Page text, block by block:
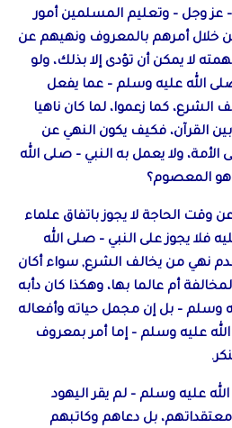
– عز وجل – وتعليم المسلمين أمور
خلال أمرهم بالمعروف ونهيهم عن
لا يمكن أن تؤدى إلا بذلك، ولو
الله عليه وسلم – عما يفعل
الشرع، كما زعموا، لما كان ناهيا
القرآن، فكيف يكون النهي عن
الأمة، ولا يعمل به النبي – صلى الله
المعصوم؟
عن وقت الحاجة لا يجوز باتفاق علماء
فلا يجوز على النبي – صلى الله
نهي من يخالف الشرع, سواء أكان
أم عالما بها، وهكذا كان دأبه
وسلم – بل إن مجمل حياته وأفعاله
عليه وسلم – إما أمر بمعروف
عليه وسلم – لم يقر اليهود
بل دعاهم وكاتبهم